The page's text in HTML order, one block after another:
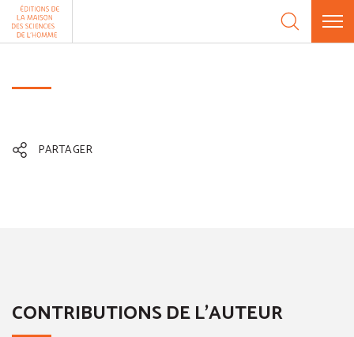
Aller au contenu
PARTAGER
CONTRIBUTIONS DE L'AUTEUR
Panneau de gestion des cookies